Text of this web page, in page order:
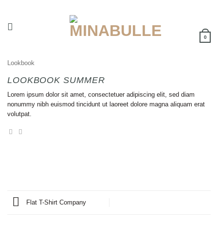
contenu
0
Lookbook
LOOKBOOK SUMMER
Lorem ipsum dolor sit amet, consectetuer adipiscing elit, sed diam
nonummy nibh euismod tincidunt ut laoreet dolore magna aliquam erat
volutpat.
Flat T-Shirt Company